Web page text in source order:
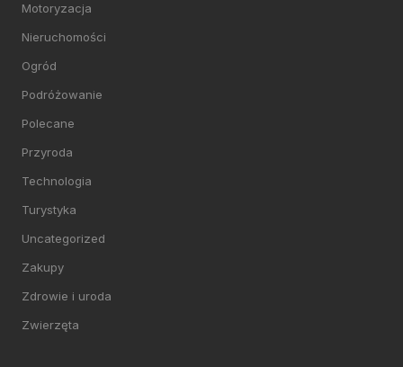
Motoryzacja
Nieruchomości
Ogród
Podróżowanie
Polecane
Przyroda
Technologia
Turystyka
Uncategorized
Zakupy
Zdrowie i uroda
Zwierzęta